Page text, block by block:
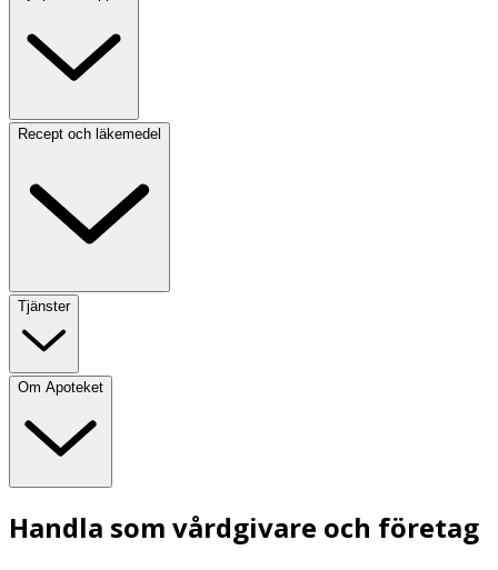
Recept och läkemedel
Tjänster
Om Apoteket
Handla som vårdgivare och företag